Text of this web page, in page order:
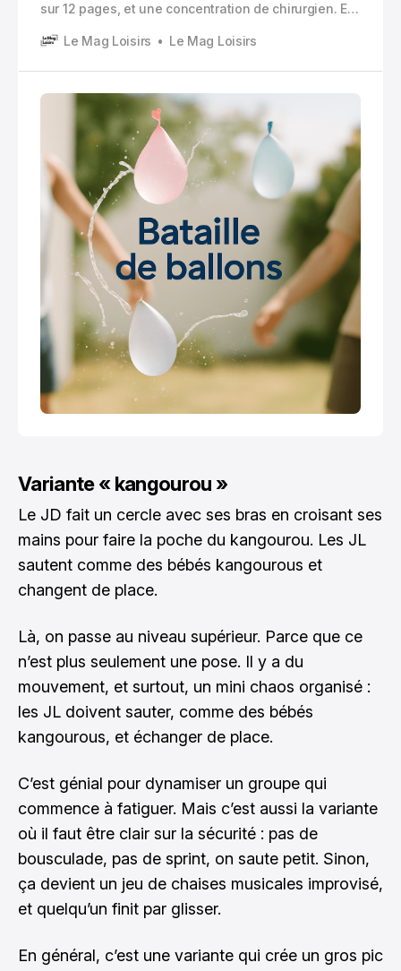
sur 12 pages, et une concentration de chirurgien. Et
comprend en 30 secondes, qui se joue avec un
Le Mag Loisirs Le Mag Loisirs
Variante « kangourou »
Le JD fait un cercle avec ses bras en croisant ses
mains pour faire la poche du kangourou. Les JL
sautent comme des bébés kangourous et
changent de place.
Là, on passe au niveau supérieur. Parce que ce
n’est plus seulement une pose. Il y a du
mouvement, et surtout, un mini chaos organisé :
les JL doivent sauter, comme des bébés
kangourous, et échanger de place.
C’est génial pour dynamiser un groupe qui
commence à fatiguer. Mais c’est aussi la variante
où il faut être clair sur la sécurité : pas de
bousculade, pas de sprint, on saute petit. Sinon,
ça devient un jeu de chaises musicales improvisé,
et quelqu’un finit par glisser.
En général, c’est une variante qui crée un gros pic